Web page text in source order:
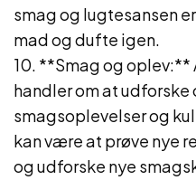
smag og lugtesansen
mad og dufte igen.
10. **Smag og oplev:**
handler om at
smagsoplevelser og
kan være at prøve nye
og udforske nye